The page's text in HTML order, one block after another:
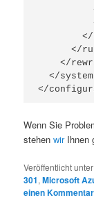
</
</
</
</
Wenn Sie
stehenwir Ihnen
Veröffentlicht unter
301,Microsoft
einen Kommentar